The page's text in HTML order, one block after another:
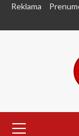
SkipReklama
Menu